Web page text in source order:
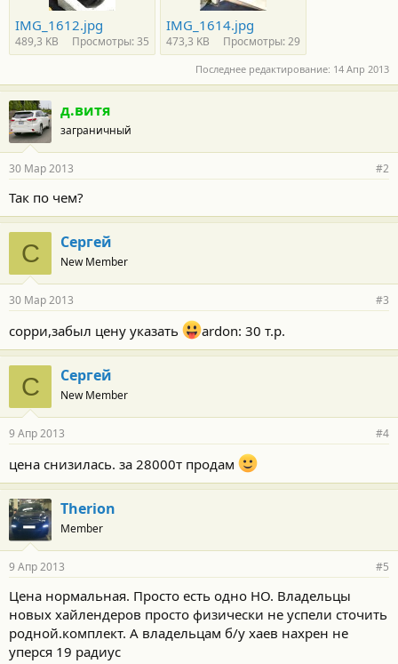
IMG_1612.jpg
489,3 KB Просмотры: 35
IMG_1614.jpg
473,3 KB Просмотры: 29
Последнее редактирование: 14 Апр 2013
д.витя
заграничный
30 Мар 2013 #2
Так по чем?
С Сергей
New Member
30 Мар 2013 #3
сорри,забыл цену указать ardon: 30 т.р.
С Сергей
New Member
9 Апр 2013 #4
цена снизилась. за 28000т продам
Therion
Member
9 Апр 2013 #5
Цена нормальная. Просто есть одно НО. Владельцы
новых хайлендеров просто физически не успели сточить
родной.комплект. А владельцам б/у хаев нахрен не
уперся 19 радиус